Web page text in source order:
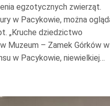
egzotycznych zwierząt.
w Pacykowie, można
„Kruche dziedzictwo
Muzeum – Zamek Górków w
w Pacykowie, niewielkiej…